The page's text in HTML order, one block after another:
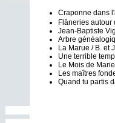
Craponne dans
Flâneries autour
Jean-Baptiste
Arbre
La Marue / B. et
Une terrible
Le Mois de
Les maîtres
Quand tu partis